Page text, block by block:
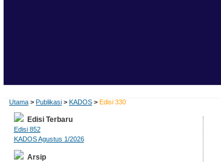
Utama > Publikasi > KADOS > Edisi 330
Edisi Terbaru
Edisi 852
KADOS Agustus 1/2026
Arsip